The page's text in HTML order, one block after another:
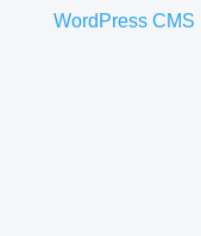
WordPress CMS